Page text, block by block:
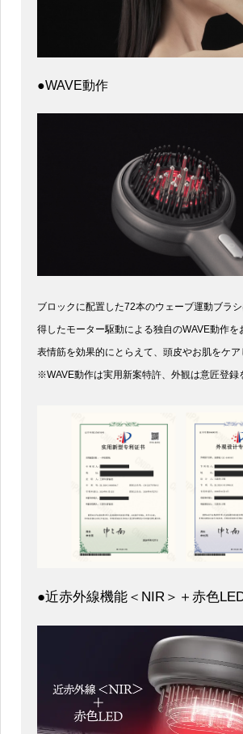
●WAVE動作
ブロックに配置した72本のウェーブ運動ブラ
得したモーター駆動による独自のWAVE動作を
表情筋を効果的にとらえて、頭皮やお肌をケア
※WAVE動作は実用新案特許、外観は意匠登録
●近赤外線機能＜NIR＞＋赤色